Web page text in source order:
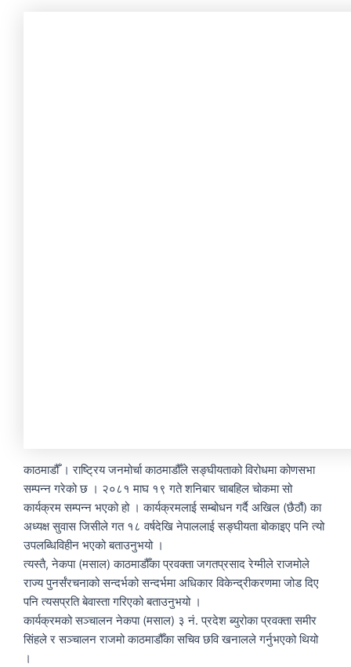
काठमाडौँ । राष्ट्रिय जनमोर्चा काठमाडौँले सङ्घीयताको विरोधमा कोणसभा
सम्पन्न गरेको छ । २०८१ माघ १९ गते शनिबार चाबहिल चोकमा सो
कार्यक्रम सम्पन्न भएको हो । कार्यक्रमलाई सम्बोधन गर्दै अखिल (छैठौं) का
अध्यक्ष सुवास जिसीले गत १८ वर्षदेखि नेपाललाई सङ्घीयता बोकाइए पनि त्यो
उपलब्धिविहीन भएको बताउनुभयो ।
त्यस्तै, नेकपा (मसाल) काठमाडौँका प्रवक्ता जगतप्रसाद रेग्मीले राजमोले
राज्य पुनर्संरचनाको सन्दर्भको सन्दर्भमा अधिकार विकेन्द्रीकरणमा जोड दिए
पनि त्यसप्रति बेवास्ता गरिएको बताउनुभयो ।
कार्यक्रमको सञ्चालन नेकपा (मसाल) ३ नं. प्रदेश ब्युरोका प्रवक्ता समीर
सिंहले र सञ्चालन राजमो काठमाडौँका सचिव छवि खनालले गर्नुभएको थियो
।